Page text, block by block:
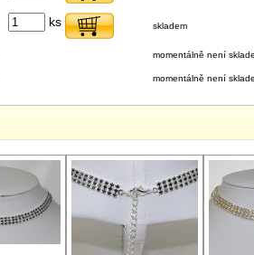
ks skladem
momentálně není
momentálně není